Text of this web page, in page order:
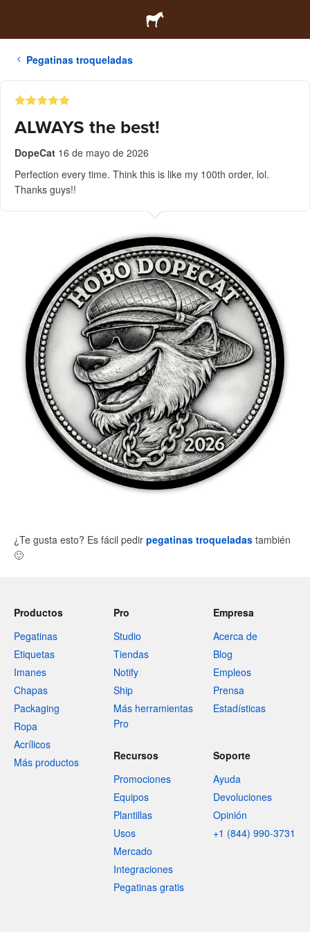
Pegatinas troqueladas
ALWAYS the best!
DopeCat 16 de mayo de 2026
Perfection every time. Think this is like my 100th order, lol.
Thanks guys!!
¿Te gusta esto? Es fácil pedir pegatinas troqueladas también
🙂
Productos
Pegatinas
Etiquetas
Imanes
Chapas
Packaging
Ropa
Acrílicos
Más productos
Pro
Studio
Tiendas
Notify
Ship
Más herramientas
Pro
Empresa
Acerca de
Blog
Empleos
Prensa
Estadísticas
Recursos
Promociones
Equipos
Plantillas
Usos
Mercado
Integraciones
Pegatinas gratis
Soporte
Ayuda
Devoluciones
Opinión
+1 (844) 990-3731